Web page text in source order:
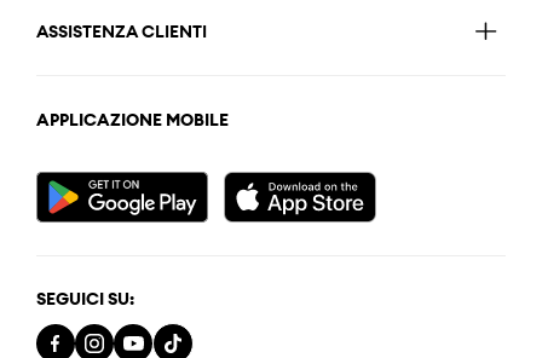
ASSISTENZA CLIENTI
APPLICAZIONE MOBILE
SEGUICI SU: